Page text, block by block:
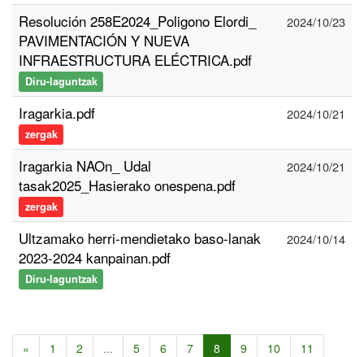
Resolución 258E2024_Poligono Elordi_
PAVIMENTACIÓN Y NUEVA
INFRAESTRUCTURA ELÉCTRICA.pdf
Diru-laguntzak
2024/10/23
Iragarkia.pdf
zergak
2024/10/21
Iragarkia NAOn_ Udal
tasak2025_Hasierako onespena.pdf
zergak
2024/10/21
Ultzamako herri-mendietako baso-lanak
2023-2024 kanpainan.pdf
Diru-laguntzak
2024/10/14
« 1 2 ... 5 6 7 8 9 10
11